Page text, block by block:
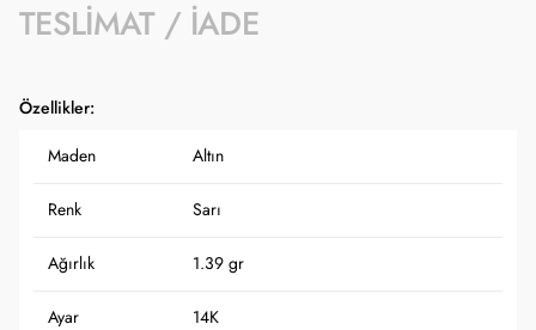
TESLIMAT / İADE
Özellikler:
Maden Altın
Renk Sarı
Ağırlık 1.39 gr
Ayar 14K